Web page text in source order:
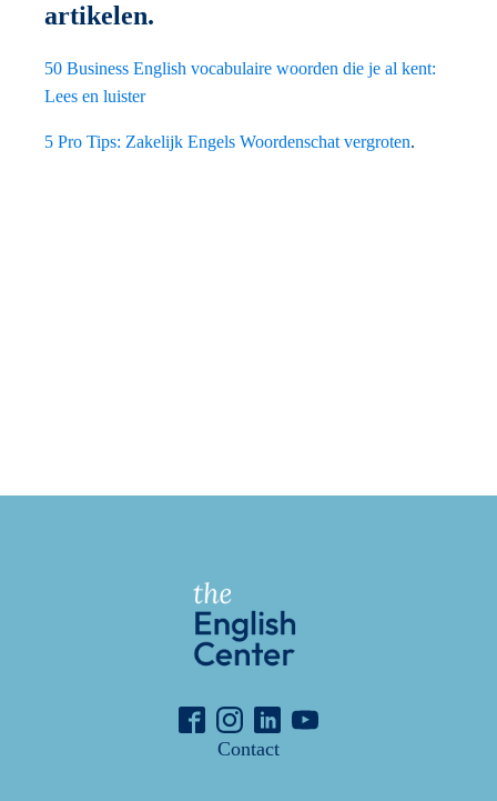
artikelen.
50 Business English vocabulaire woorden die je al kent:
Lees en luister
5 Pro Tips: Zakelijk Engels Woordenschat vergroten.
Contact